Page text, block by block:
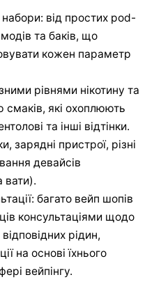
від простих pod-
та баків, що
кожен параметр
рівнями нікотину та
смаків, які охоплюють
та інші відтінки.
зарядні пристрої, різні
девайсів
вати).
багато вейп шопів
консультаціями щодо
рідин,
на основі їхнього
вейпінгу.